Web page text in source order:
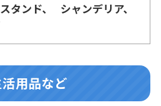
タンド
シャンデリア
用品など